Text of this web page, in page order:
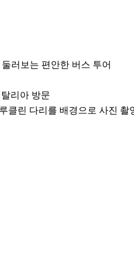
러보는 편안한 버스 투어
리아 방문
클린 다리를 배경으로 사진 촬